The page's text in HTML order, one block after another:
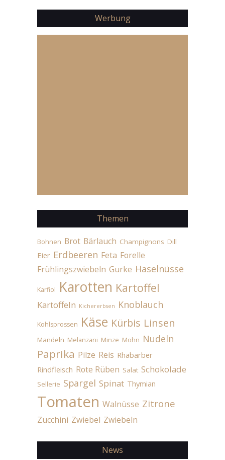
Werbung
Themen
Bohnen Brot Bärlauch Champignons Dill
Eier Erdbeeren Feta Forelle
Frühlingszwiebeln Gurke Haselnüsse
Karfiol Karotten Kartoffel
Kartoffeln Kichererbsen Knoblauch
Kohlsprossen Käse Kürbis Linsen
Mandeln Melanzani Minze Mohn Nudeln
Paprika Pilze Reis Rhabarber
Rindfleisch Rote Rüben Salat Schokolade
Sellerie Spargel Spinat Thymian
Tomaten Walnüsse Zitrone
Zucchini Zwiebel Zwiebeln
News